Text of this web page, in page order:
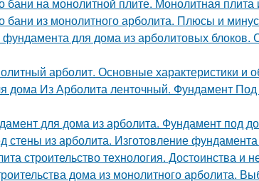
бани из монолитного арболита. Плюсы и
фундамента для дома из арболитовых блоков.
арболит. Основные характеристики и
дома Из Арболита ленточный. Фундамент
для дома из арболита. Фундамент под
стены из арболита. Изготовление
строительство технология. Достоинства и
дома из монолитного арболита.